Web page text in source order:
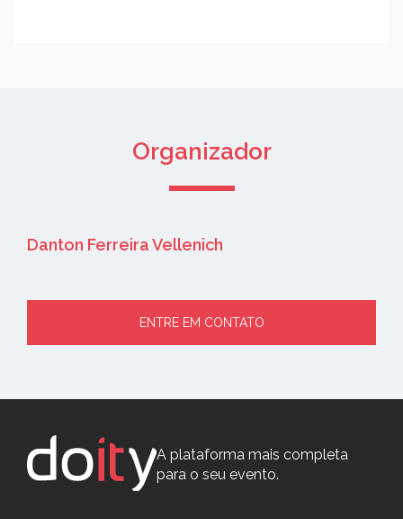
Organizador
Danton Ferreira Vellenich
ENTRE EM CONTATO
A plataforma mais completa
para o seu evento.